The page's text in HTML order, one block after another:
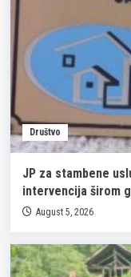
Društvo
JP za stambene
intervencija širom
August 5, 2026